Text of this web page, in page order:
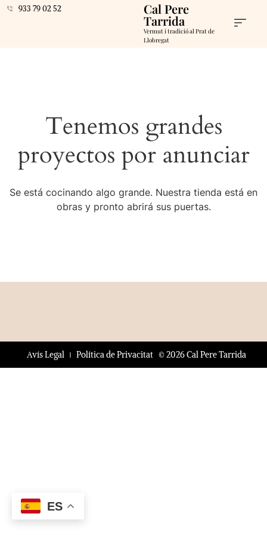
933 79 02 52 Cal Pere
Tarrida
Vermut i tradició al Prat de
Llobregat
Tenemos grandes
proyectos por anunciar
Se está cocinando algo grande. Nuestra tienda está en
obras y pronto abrirá sus puertas.
© 2026 Cal Pere Tarrida
Avís Legal Política de Privacitat
ES